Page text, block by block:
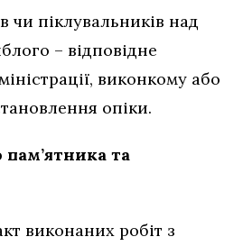
чи піклувальників над
– відповідне
виконкому або
опіки.
та
виконаних робіт з